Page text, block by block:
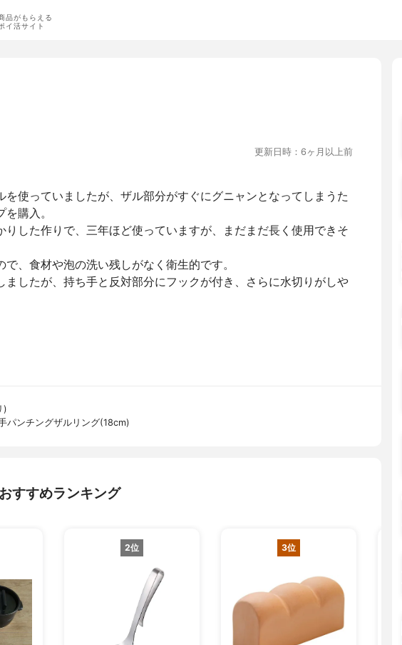
品がもらえる
イ活サイト
更新日時：6ヶ月以上前
を使っていましたが、ザル部分がすぐにグニャンとなってしまうた
購入。
りした作りで、三年ほど使っていますが、まだまだ長く使用できそ
で、食材や泡の洗い残しがなく衛生的です。
ましたが、持ち手と反対部分にフックが付き、さらに水切りがしや
)
パンチングザルリング(18cm)
すすめランキング
2位 3位